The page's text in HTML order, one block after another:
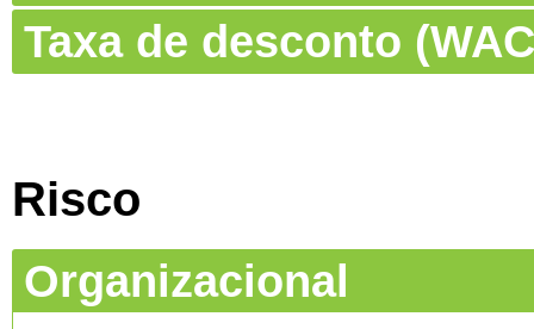
Taxa de desconto
Risco
Organizacional